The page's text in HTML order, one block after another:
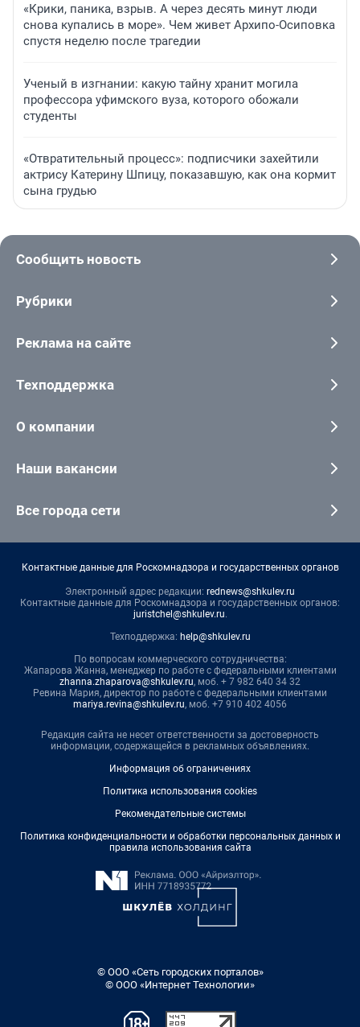
«Крики, паника, взрыв. А через десять минут люди
снова купались в море». Чем живет Архипо-Осиповка
спустя неделю после трагедии
Ученый в изгнании: какую тайну хранит могила
профессора уфимского вуза, которого обожали
студенты
«Отвратительный процесс»: подписчики захейтили
актрису Катерину Шпицу, показавшую, как она кормит
сына грудью
Сообщить новость
Рубрики
Реклама на сайте
Техподдержка
О компании
Наши вакансии
Все города сети
Контактные данные для Роскомнадзора и государственных органов
Электронный адрес редакции: rednews@shkulev.ru
Контактные данные для Роскомнадзора и государственных органов:
juristchel@shkulev.ru.
Техподдержка: help@shkulev.ru
По вопросам коммерческого сотрудничества:
Жапарова Жанна, менеджер по работе с федеральными клиентами
zhanna.zhaparova@shkulev.ru, моб. + 7 982 640 34 32
Ревина Мария, директор по работе с федеральными клиентами
mariya.revina@shkulev.ru, моб. +7 910 402 4056
Редакция сайта не несет ответственности за достоверность
информации, содержащейся в рекламных объявлениях.
Информация об ограничениях
Политика использования cookies
Рекомендательные системы
Политика конфиденциальности и обработки персональных данных и
правила использования сайта
© ООО «Сеть городских порталов»
© ООО «Интернет Технологии»